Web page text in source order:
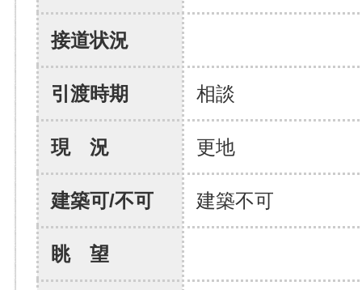
接道状況
引渡時期 相談
現 況 更地
建築可/不可 建築不可
眺 望